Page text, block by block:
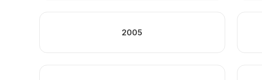
2005